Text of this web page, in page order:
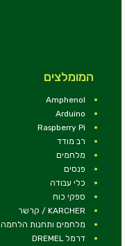
המומלצים
Amphenol
Arduino
Raspberry Pi
רב מודד
מלחמים
פנסים
כלי עבודה
ספקי כוח
KARCHER / קרשר
מלחמים ותחנות הלחמה
דרמל DREMEL